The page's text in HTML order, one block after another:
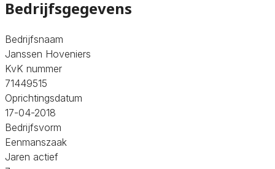
Bedrijfsgegevens
Bedrijfsnaam
Janssen Hoveniers
KvK nummer
71449515
Oprichtingsdatum
17-04-2018
Bedrijfsvorm
Eenmanszaak
Jaren actief